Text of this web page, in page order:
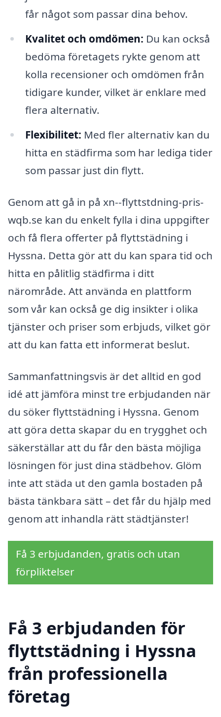
får något som passar dina behov.
Kvalitet och omdömen: Du kan också
bedöma företagets rykte genom att
kolla recensioner och omdömen från
tidigare kunder, vilket är enklare med
flera alternativ.
Flexibilitet: Med fler alternativ kan du
hitta en städfirma som har lediga tider
som passar just din flytt.
Genom att gå in på xn--flyttstdning-pris-
wqb.se kan du enkelt fylla i dina uppgifter
och få flera offerter på flyttstädning i
Hyssna. Detta gör att du kan spara tid och
hitta en pålitlig städfirma i ditt
närområde. Att använda en plattform
som vår kan också ge dig insikter i olika
tjänster och priser som erbjuds, vilket gör
att du kan fatta ett informerat beslut.
Sammanfattningsvis är det alltid en god
idé att jämföra minst tre erbjudanden när
du söker flyttstädning i Hyssna. Genom
att göra detta skapar du en trygghet och
säkerställar att du får den bästa möjliga
lösningen för just dina städbehov. Glöm
inte att städa ut den gamla bostaden på
bästa tänkbara sätt – det får du hjälp med
genom att inhandla rätt städtjänster!
Få 3 erbjudanden, gratis och utan
förpliktelser
Få 3 erbjudanden för
flyttstädning i Hyssna
från professionella
företag